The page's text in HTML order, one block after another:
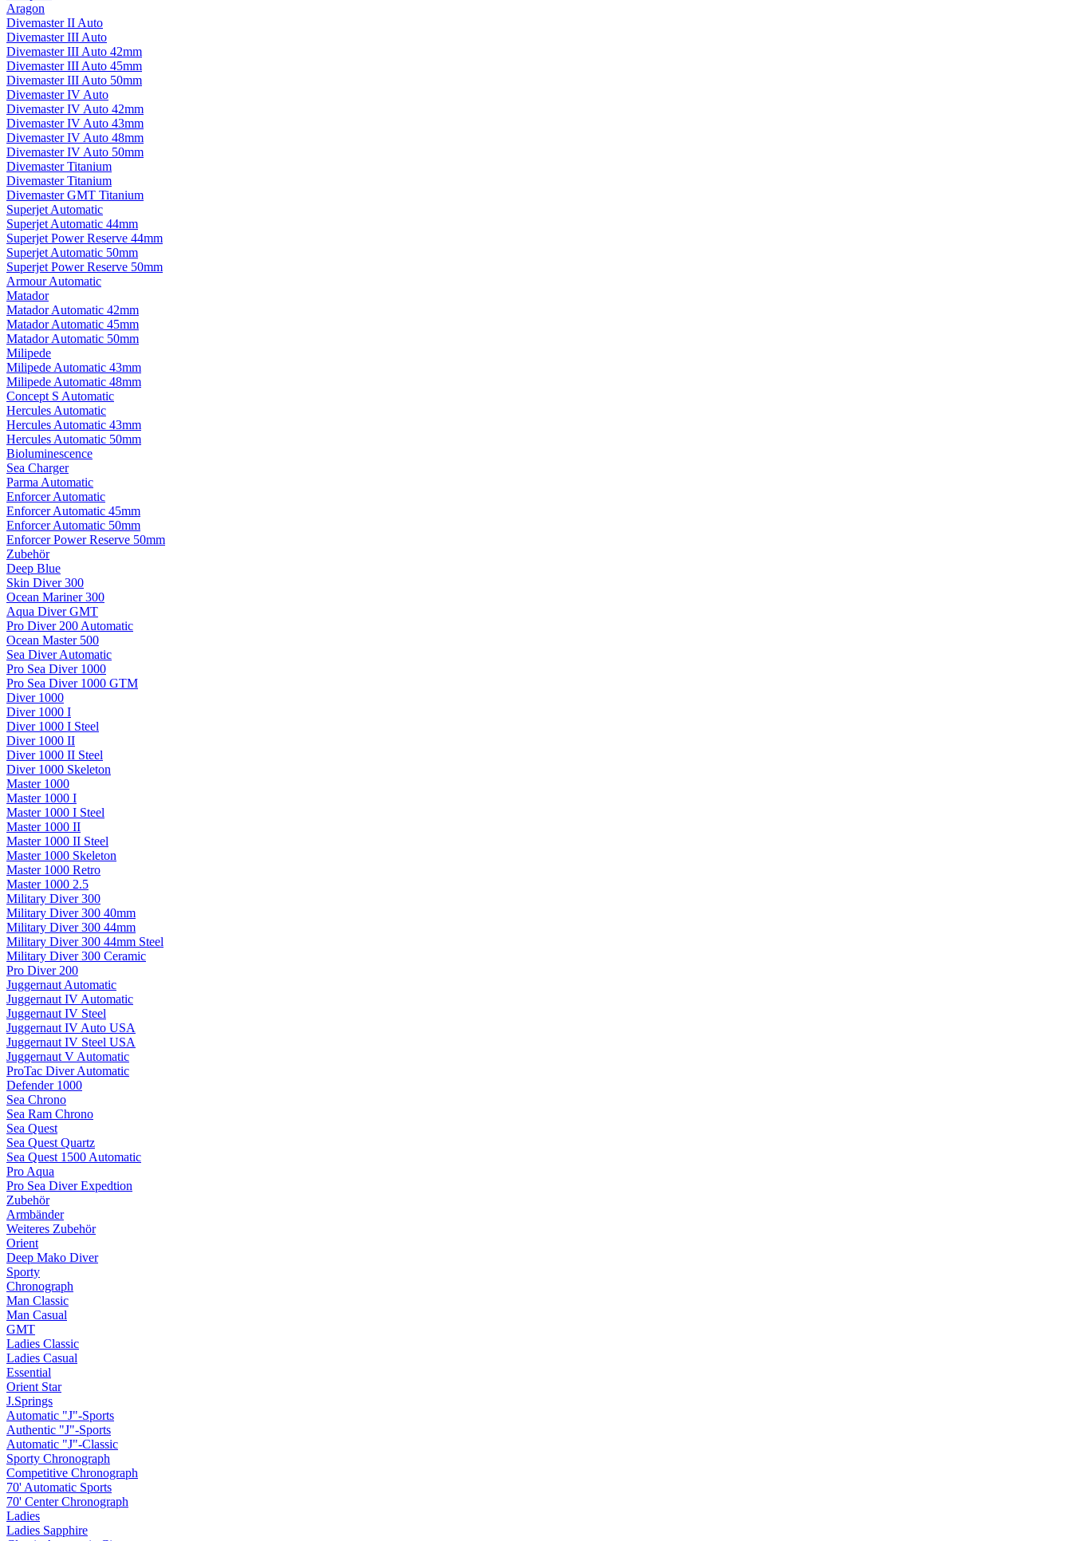
Aragon
Divemaster II Auto
Divemaster III Auto
Divemaster III Auto 42mm
Divemaster III Auto 45mm
Divemaster III Auto 50mm
Divemaster IV Auto
Divemaster IV Auto 42mm
Divemaster IV Auto 43mm
Divemaster IV Auto 48mm
Divemaster IV Auto 50mm
Divemaster Titanium
Divemaster Titanium
Divemaster GMT Titanium
Superjet Automatic
Superjet Automatic 44mm
Superjet Power Reserve 44mm
Superjet Automatic 50mm
Superjet Power Reserve 50mm
Armour Automatic
Matador
Matador Automatic 42mm
Matador Automatic 45mm
Matador Automatic 50mm
Milipede
Milipede Automatic 43mm
Milipede Automatic 48mm
Concept S Automatic
Hercules Automatic
Hercules Automatic 43mm
Hercules Automatic 50mm
Bioluminescence
Sea Charger
Parma Automatic
Enforcer Automatic
Enforcer Automatic 45mm
Enforcer Automatic 50mm
Enforcer Power Reserve 50mm
Zubehör
Deep Blue
Skin Diver 300
Ocean Mariner 300
Aqua Diver GMT
Pro Diver 200 Automatic
Ocean Master 500
Sea Diver Automatic
Pro Sea Diver 1000
Pro Sea Diver 1000 GTM
Diver 1000
Diver 1000 I
Diver 1000 I Steel
Diver 1000 II
Diver 1000 II Steel
Diver 1000 Skeleton
Master 1000
Master 1000 I
Master 1000 I Steel
Master 1000 II
Master 1000 II Steel
Master 1000 Skeleton
Master 1000 Retro
Master 1000 2.5
Military Diver 300
Military Diver 300 40mm
Military Diver 300 44mm
Military Diver 300 44mm Steel
Military Diver 300 Ceramic
Pro Diver 200
Juggernaut Automatic
Juggernaut IV Automatic
Juggernaut IV Steel
Juggernaut IV Auto USA
Juggernaut IV Steel USA
Juggernaut V Automatic
ProTac Diver Automatic
Defender 1000
Sea Chrono
Sea Ram Chrono
Sea Quest
Sea Quest Quartz
Sea Quest 1500 Automatic
Pro Aqua
Pro Sea Diver Expedtion
Zubehör
Armbänder
Weiteres Zubehör
Orient
Deep Mako Diver
Sporty
Chronograph
Man Classic
Man Casual
GMT
Ladies Classic
Ladies Casual
Essential
Orient Star
J.Springs
Automatic "J"-Sports
Authentic "J"-Sports
Automatic "J"-Classic
Sporty Chronograph
Competitive Chronograph
70' Automatic Sports
70' Center Chronograph
Ladies
Ladies Sapphire